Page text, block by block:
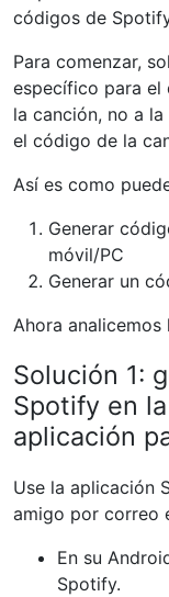
códigos de
Para comenzar,
específico para el
la canción, no a
el código de la
Así es como
Generar
móvil/PC
Generar un
Ahora analicemos
Solución 1:
Spotify en
aplicación
Use la aplicación
amigo por correo
En su
Spotify.